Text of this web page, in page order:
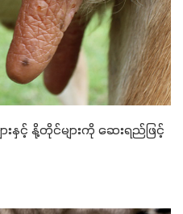
းနှင့် နို့တိုင်များကို ဆေးရည်ဖြင့်